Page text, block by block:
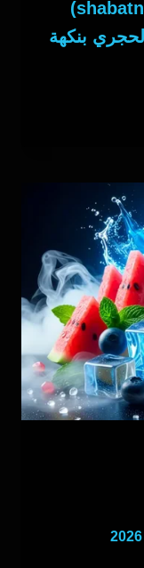
متجر أصداف شوب (shabatnar.com)
بنكهة